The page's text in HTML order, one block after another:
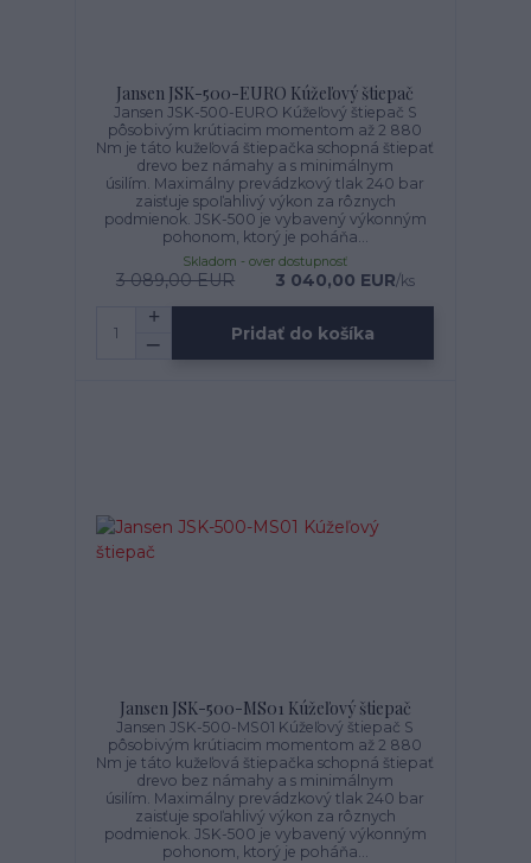
Jansen JSK-500-EURO Kúžeľový štiepač
Jansen JSK-500-EURO Kúžeľový štiepač S
pôsobivým krútiacim momentom až 2 880
Nm je táto kužeľová štiepačka schopná štiepať
drevo bez námahy a s minimálnym
úsilím. Maximálny prevádzkový tlak 240 bar
zaisťuje spoľahlivý výkon za rôznych
podmienok. JSK-500 je vybavený výkonným
pohonom, ktorý je poháňa...
3 089,00 EUR 3 040,00 EUR/ks
Skladom - over dostupnosť
Pridať do košíka
Jansen JSK-500-MS01 Kúžeľový štiepač
Jansen JSK-500-MS01 Kúžeľový štiepač S
pôsobivým krútiacim momentom až 2 880
Nm je táto kužeľová štiepačka schopná štiepať
drevo bez námahy a s minimálnym
úsilím. Maximálny prevádzkový tlak 240 bar
zaisťuje spoľahlivý výkon za rôznych
podmienok. JSK-500 je vybavený výkonným
pohonom, ktorý je poháňa...